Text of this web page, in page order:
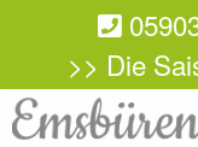
>> Die